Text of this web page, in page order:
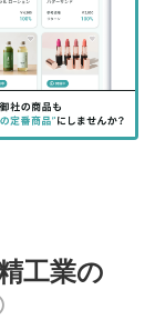
録
す
る
工業の